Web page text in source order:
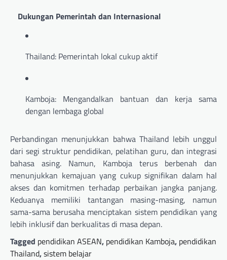
Dukungan Pemerintah dan Internasional
Thailand: Pemerintah lokal cukup aktif
Kamboja: Mengandalkan bantuan dan kerja sama
dengan lembaga global
Perbandingan menunjukkan bahwa Thailand lebih unggul
dari segi struktur pendidikan, pelatihan guru, dan integrasi
bahasa asing. Namun, Kamboja terus berbenah dan
menunjukkan kemajuan yang cukup signifikan dalam hal
akses dan komitmen terhadap perbaikan jangka panjang.
Keduanya memiliki tantangan masing-masing, namun
sama-sama berusaha menciptakan sistem pendidikan yang
lebih inklusif dan berkualitas di masa depan.
Tagged pendidikan ASEAN, pendidikan Kamboja, pendidikan
Thailand,sistem belajar